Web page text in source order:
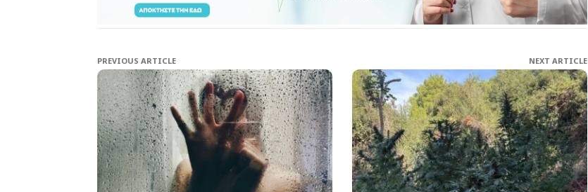
PREVIOUS ARTICLE NEXT ARTICLE